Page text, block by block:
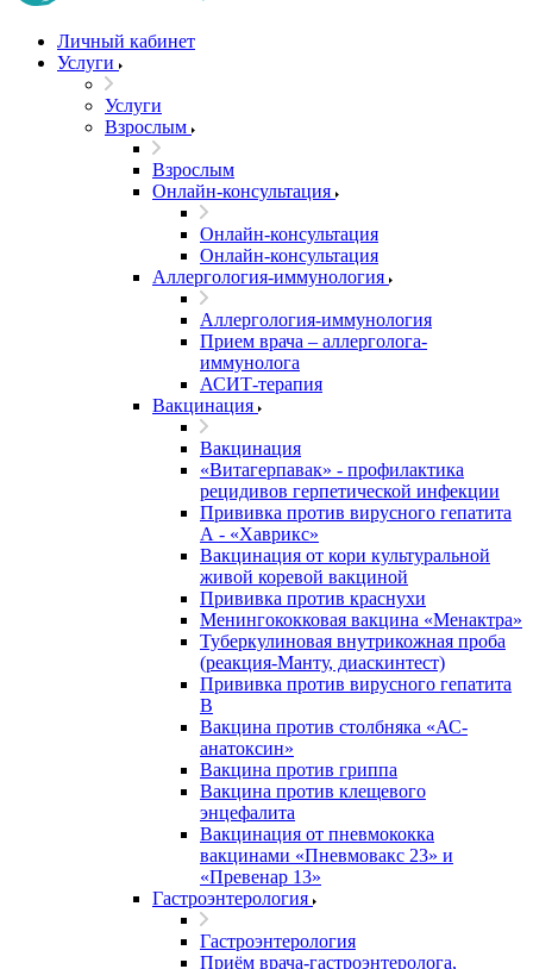
Личный кабинет
Услуги
Услуги
Взрослым
Взрослым
Онлайн-консультация
Онлайн-консультация
Онлайн-консультация
Аллергология-иммунология
Аллергология-иммунология
Прием врача – аллерголога-
иммунолога
АСИТ-терапия
Вакцинация
Вакцинация
«Витагерпавак» - профилактика
рецидивов герпетической инфекции
Прививка против вирусного гепатита
А - «Хаврикс»
Вакцинация от кори культуральной
живой коревой вакциной
Прививка против краснухи
Менингококковая вакцина «Менактра»
Туберкулиновая внутрикожная проба
(реакция-Манту, диаскинтест)
Прививка против вирусного гепатита
В
Вакцина против столбняка «АС-
анатоксин»
Вакцина против гриппа
Вакцина против клещевого
энцефалита
Вакцинация от пневмококка
вакцинами «Пневмовакс 23» и
«Превенар 13»
Гастроэнтерология
Гастроэнтерология
Приём врача-гастроэнтеролога,